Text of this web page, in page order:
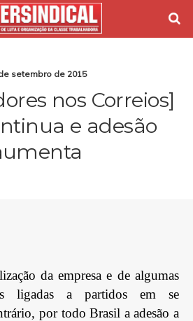
setembro de 2015
nos Correios]
e adesão
da empresa e de algumas
ligadas a partidos em se
por todo Brasil a adesão a